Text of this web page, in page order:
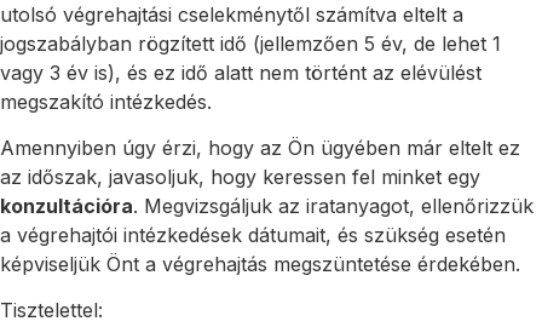
utolsó végrehajtási cselekménytől számítva eltelt a
jogszabályban rögzített idő (jellemzően 5 év, de lehet 1
vagy 3 év is), és ez idő alatt nem történt az elévülést
megszakító intézkedés.
Amennyiben úgy érzi, hogy az Ön ügyében már eltelt ez
az időszak, javasoljuk, hogy keressen fel minket egy
konzultációra. Megvizsgáljuk az iratanyagot, ellenőrizzük
a végrehajtói intézkedések dátumait, és szükség esetén
képviseljük Önt a végrehajtás megszüntetése érdekében.
Tisztelettel: